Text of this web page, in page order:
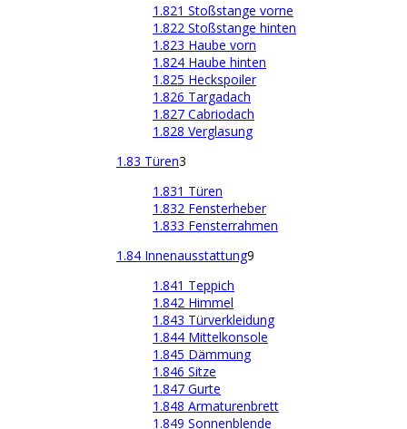
1.821 Stoßstange vorne
1.822 Stoßstange hinten
1.823 Haube vorn
1.824 Haube hinten
1.825 Heckspoiler
1.826 Targadach
1.827 Cabriodach
1.828 Verglasung
1.83 Türen3
1.831 Türen
1.832 Fensterheber
1.833 Fensterrahmen
1.84 Innenausstattung9
1.841 Teppich
1.842 Himmel
1.843 Türverkleidung
1.844 Mittelkonsole
1.845 Dämmung
1.846 Sitze
1.847 Gurte
1.848 Armaturenbrett
1.849 Sonnenblende